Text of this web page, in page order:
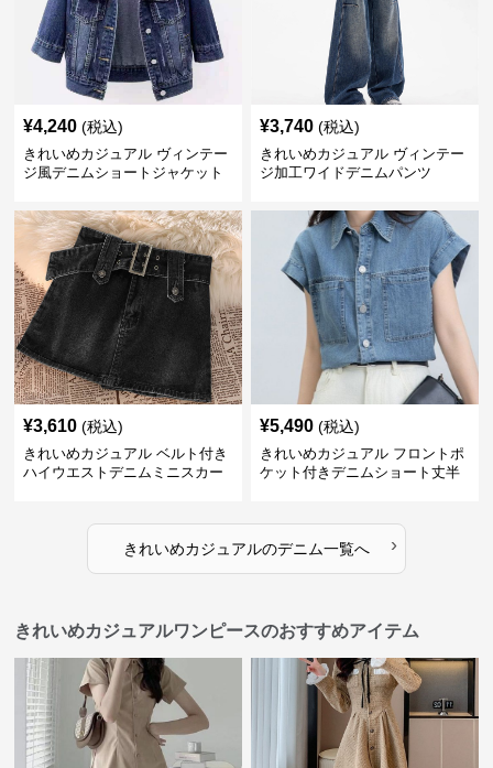
¥4,240 (税込)
きれいめカジュアル ヴィンテー
ジ風デニムショートジャケット
¥3,740 (税込)
きれいめカジュアル ヴィンテー
ジ加工ワイドデニムパンツ
¥3,610 (税込)
きれいめカジュアル ベルト付き
ハイウエストデニムミニスカー
¥5,490 (税込)
きれいめカジュアル フロントポ
ケット付きデニムショート丈半
きれいめカジュアルのデニム一覧へ ›
きれいめカジュアルワンピースのおすすめアイテム